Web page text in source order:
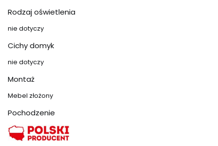
Rodzaj oświetlenia
nie dotyczy
Cichy domyk
nie dotyczy
Montaż
Mebel złożony
Pochodzenie